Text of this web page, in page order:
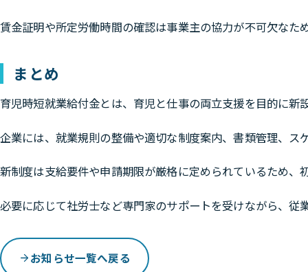
賃金証明や所定労働時間の確認は事業主の協力が不可欠なた
まとめ
育児時短就業給付金とは、育児と仕事の両立支援を目的に新
企業には、就業規則の整備や適切な制度案内、書類管理、ス
新制度は支給要件や申請期限が厳格に定められているため
必要に応じて社労士など専門家のサポートを受けながら、
お知らせ一覧へ戻る